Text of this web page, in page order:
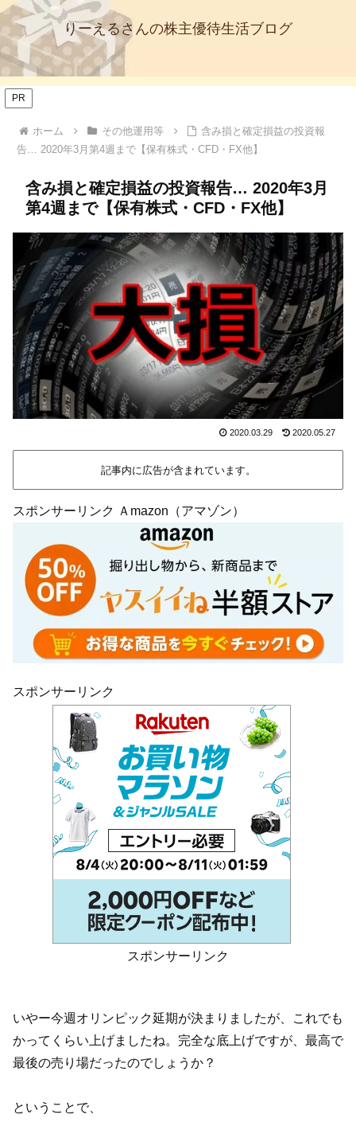
りーえるさんの株主優待生活ブログ
PR
ホーム その他運用等
含み損と確定損益の投資報
告… 2020年3月第4週まで【保有株式・CFD・FX他】
含み損と確定損益の投資報告… 2020年3月
第4週まで【保有株式・CFD・FX他】
2020.03.29 2020.05.27
記事内に広告が含まれています。
スポンサーリンク Ａmazon（アマゾン）
スポンサーリンク
スポンサーリンク
いやー今週オリンピック延期が決まりましたが、これでも
かってくらい上げましたね。完全な底上げですが、最高で
最後の売り場だったのでしょうか？
ということで、